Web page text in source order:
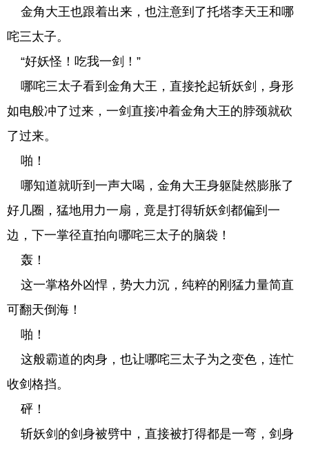
金角大王也跟着出来，也注意到了托塔李天王和哪
咤三太子。
“好妖怪！吃我一剑！”
哪咤三太子看到金角大王，直接抡起斩妖剑，身形
如电般冲了过来，一剑直接冲着金角大王的脖颈就砍
了过来。
啪！
哪知道就听到一声大喝，金角大王身躯陡然膨胀了
好几圈，猛地用力一扇，竟是打得斩妖剑都偏到一
边，下一掌径直拍向哪咤三太子的脑袋！
轰！
这一掌格外凶悍，势大力沉，纯粹的刚猛力量简直
可翻天倒海！
啪！
这般霸道的肉身，也让哪咤三太子为之变色，连忙
收剑格挡。
砰！
斩妖剑的剑身被劈中，直接被打得都是一弯，剑身